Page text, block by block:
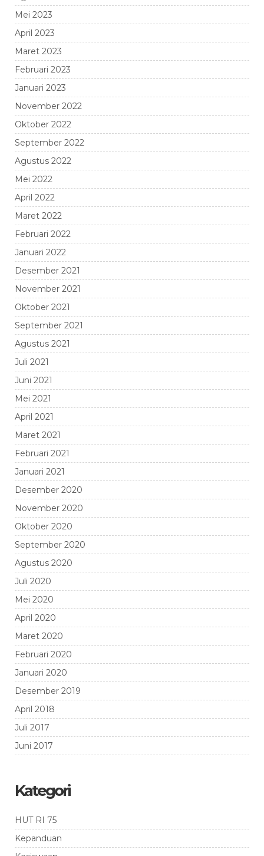
Mei 2023
April 2023
Maret 2023
Februari 2023
Januari 2023
November 2022
Oktober 2022
September 2022
Agustus 2022
Mei 2022
April 2022
Maret 2022
Februari 2022
Januari 2022
Desember 2021
November 2021
Oktober 2021
September 2021
Agustus 2021
Juli 2021
Juni 2021
Mei 2021
April 2021
Maret 2021
Februari 2021
Januari 2021
Desember 2020
November 2020
Oktober 2020
September 2020
Agustus 2020
Juli 2020
Mei 2020
April 2020
Maret 2020
Februari 2020
Januari 2020
Desember 2019
April 2018
Juli 2017
Juni 2017
Kategori
HUT RI 75
Kepanduan